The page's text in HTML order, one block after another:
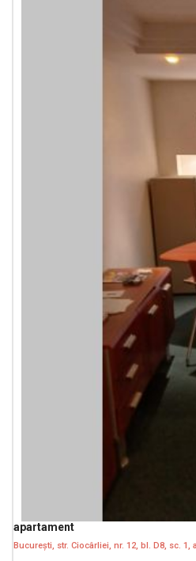
apartament
București, str. Ciocârliei, nr. 12, bl. D8, sc. 1,